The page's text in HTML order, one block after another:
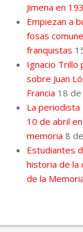
Jimena en
Empiezan a
fosas
franquistas
Ignacio Trillo
sobre Juan
Francia 18
La
10 de abril
memoria 8
Estudiantes
historia de la
de la